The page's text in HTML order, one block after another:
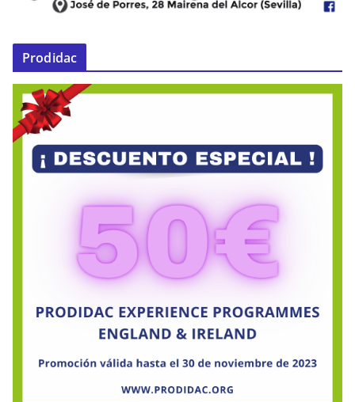
Prodidac